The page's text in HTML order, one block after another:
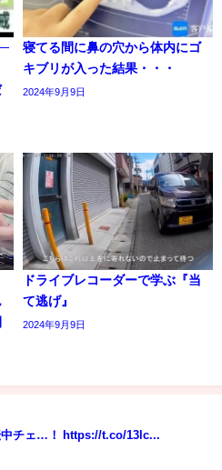
寝てる間に鼻の穴から体内にゴ
キブリが入った結果・・・
2024年9月9日
ドライブレコーダーで学ぶ『当
て逃げ』
2024年9月9日
チェ…！ https://t.co/13lc...